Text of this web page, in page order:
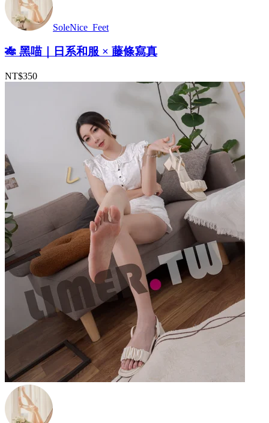
SoleNice_Feet
🎋 黑喵｜日系和服 × 藤條寫真
NT$350